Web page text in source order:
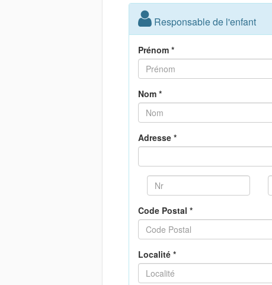
Responsable de l'enfant
Prénom *
Nom *
Adresse *
Code Postal *
Localité *